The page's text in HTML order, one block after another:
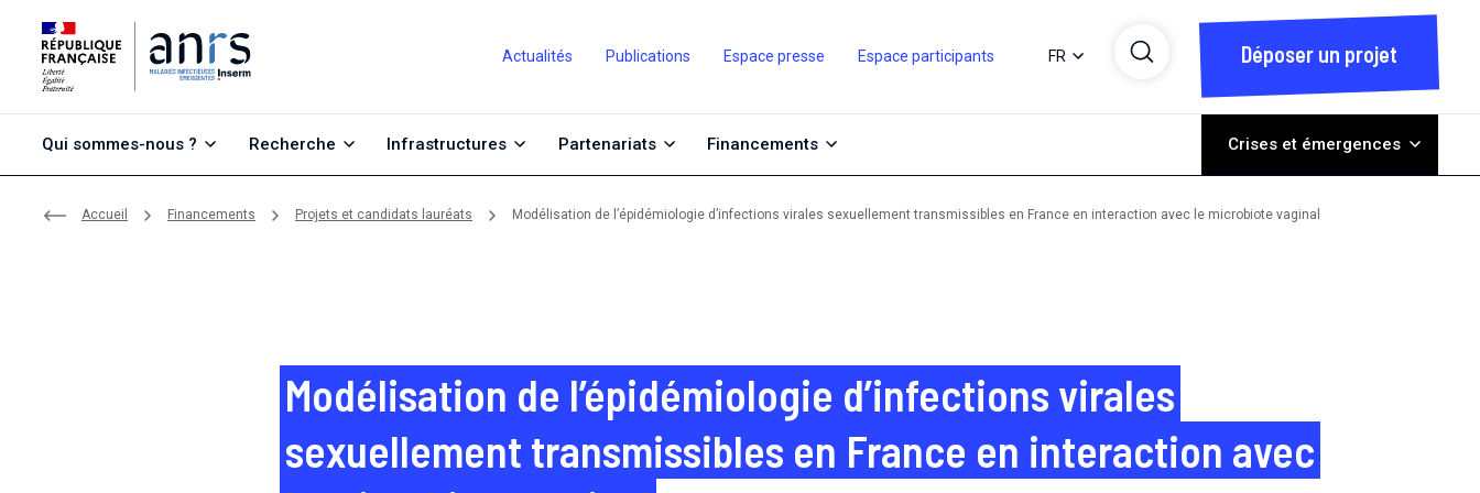
Actualités Publications Espace presse Espace participants FR Déposer un projet
Qui sommes-nous ? Recherche Infrastructures Partenariats Financements Crises et émergences
Accueil Financements Projets et candidats lauréats Modélisation de l’épidémiologie d’infections virales sexuellement transmissibles en France en interaction avec le microbiote vaginal
Modélisation de l’épidémiologie d’infections virales
sexuellement transmissibles en France en interaction avec